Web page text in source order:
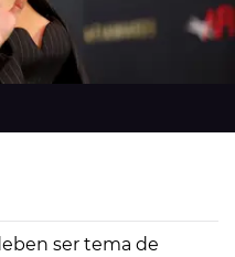
ser tema de